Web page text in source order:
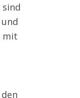
sind
mit